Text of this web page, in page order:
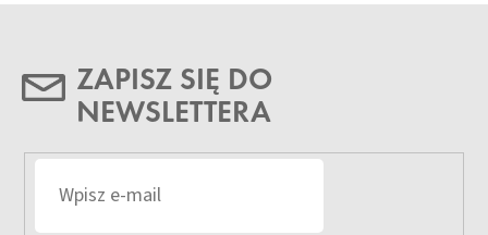
ZAPISZ SIĘ DO
NEWSLETTERA